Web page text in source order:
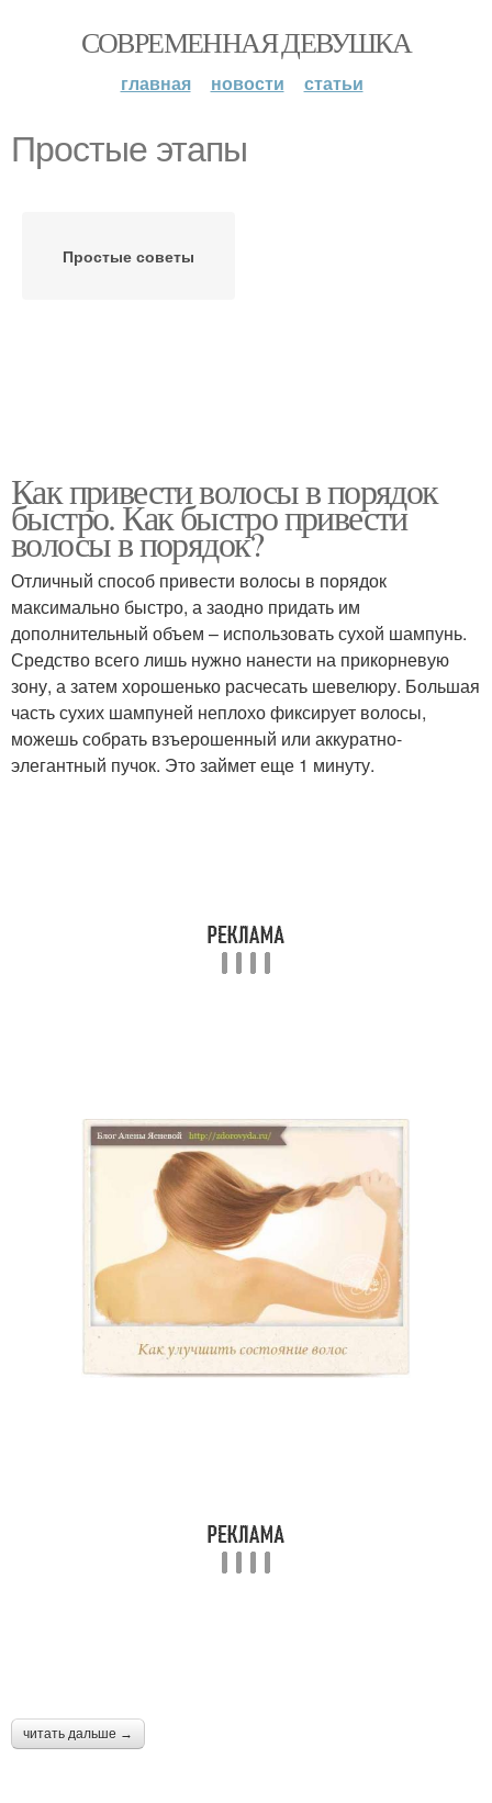
СОВРЕМЕННАЯ ДЕВУШКА
главная новости статьи
Простые этапы
Простые советы
Как привести волосы в порядок
быстро. Как быстро привести
волосы в порядок?
Отличный способ привести волосы в порядок
максимально быстро, а заодно придать им
дополнительный объем – использовать сухой шампунь.
Средство всего лишь нужно нанести на прикорневую
зону, а затем хорошенько расчесать шевелюру. Большая
часть сухих шампуней неплохо фиксирует волосы,
можешь собрать взъерошенный или аккуратно-
элегантный пучок. Это займет еще 1 минуту.
читать дальше →